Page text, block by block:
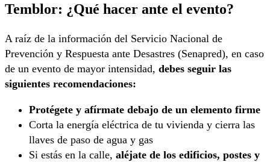
Temblor: ¿Qué hacer ante el evento?
A raíz de la información del Servicio Nacional de
Prevención y Respuesta ante Desastres (Senapred), en caso
de un evento de mayor intensidad, debes seguir las
siguientes recomendaciones:
Protégete y afírmate debajo de un elemento firme
Corta la energía eléctrica de tu vivienda y cierra las
llaves de paso de agua y gas
Si estás en la calle, aléjate de los edificios, postes y